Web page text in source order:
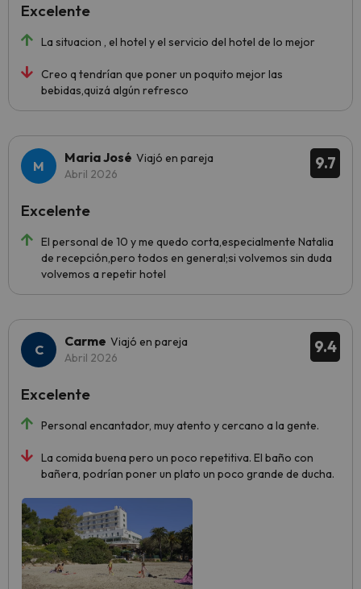
La situacion , el hotel y el servicio del hotel de lo mejor
Creo q tendrían que poner un poquito mejor las
bebidas,quizá algún refresco
Excelente
9.7
Maria José Viajó en pareja
Abril 2026
El personal de 10 y me quedo corta,especialmente Natalia
de recepción,pero todos en general;si volvemos sin duda
volvemos a repetir hotel
Excelente
9.4
Carme Viajó en pareja
Abril 2026
Personal encantador, muy atento y cercano a la gente.
La comida buena pero un poco repetitiva. El baño con
bañera, podrían poner un plato un poco grande de ducha.
Excelente